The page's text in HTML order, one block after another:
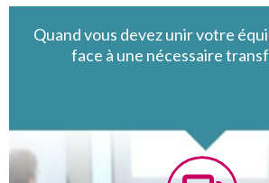
Quand vous devez unir votre
face à une nécessaire